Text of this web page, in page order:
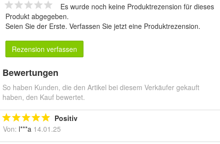
Es wurde noch keine Produktrezension für dieses
Produkt abgegeben.
Seien Sie der Erste. Verfassen Sie jetzt eine Produktrezension.
Rezension verfassen
Bewertungen
So haben Kunden, die den Artikel bei diesem Verkäufer gekauft
haben, den Kauf bewertet.
Positiv
Von: l***a 14.01.25